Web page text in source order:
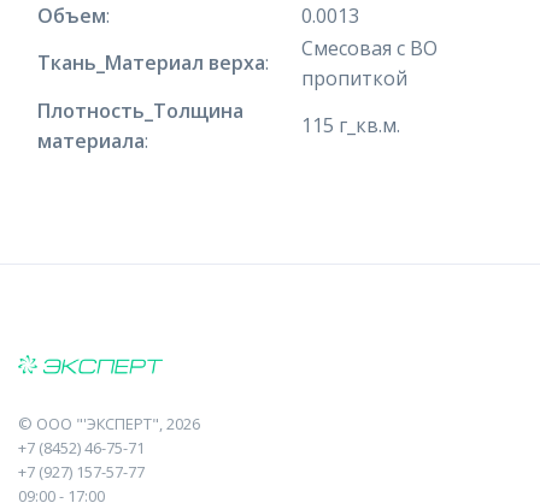
Объем:
0.0013
Ткань_Материал верха:
Смесовая с ВО
пропиткой
Плотность_Толщина
материала:
115 г_кв.м.
© ООО "'ЭКСПЕРТ", 2026
+7 (8452) 46-75-71
+7 (927) 157-57-77
09:00 - 17:00